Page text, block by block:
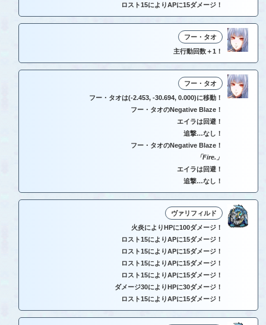
ロスト15によりAPに15ダメージ！
フー・タオ
主行動回数＋1！
フー・タオ
フー・タオは(-2.453, -30.694, 0.000)に移動！
フー・タオのNegative Blaze！
エイラは回避！
追撃…なし！
フー・タオのNegative Blaze！
「Fire.」
エイラは回避！
追撃…なし！
ヴァリフィルド
火炎によりHPに100ダメージ！
ロスト15によりAPに15ダメージ！
ロスト15によりAPに15ダメージ！
ロスト15によりAPに15ダメージ！
ロスト15によりAPに15ダメージ！
ダメージ30によりHPに30ダメージ！
ロスト15によりAPに15ダメージ！